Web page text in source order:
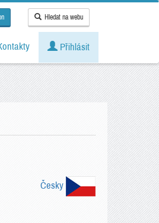
Hledat na webu
Přihlásit
Česky